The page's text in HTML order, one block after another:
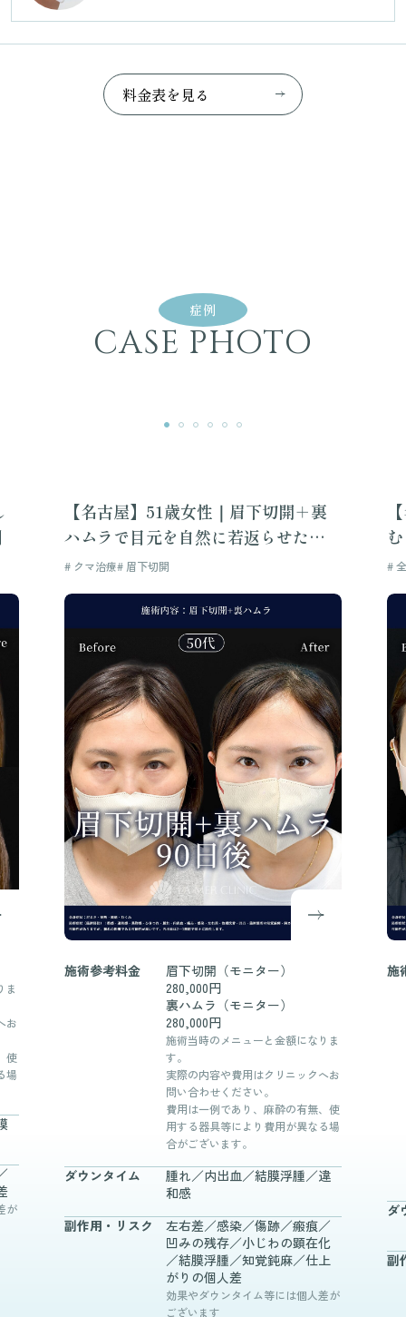
料金表を 見る
症例
CASE PHOTO
ま
お
使
場
が
【名古屋】51歳女性｜眉下切開＋裏
ハムラで目元を自然に若返らせた症
例
# クマ治療# 眉下切開
施術参考料金
眉下切開（モニター）
280,000円
裏ハムラ（モニター）
280,000円
施術当時のメニューと金額になりま
す。
実際の内容や費用はクリニックへお
問い合わせください。
費用は一例であり、麻酔の有無、使
用する器具等により費用が異なる場
合がございます。
ダウンタイム
腫れ／内出血／結膜浮腫／違
和感
副作用・ リスク
左右差／感染／傷跡／瘢痕／
凹みの残存／小じわの顕在化
／結膜浮腫／知覚鈍麻／仕上
がりの個人差
効果やダウンタイム等には個人差が
ございます
#
施
ダ
副